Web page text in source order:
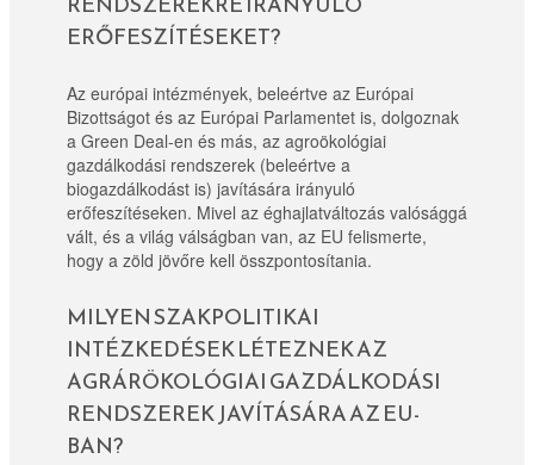
ERŐFESZÍTÉSEKET?
Az európai intézmények, beleértve az Európai
Bizottságot és az Európai Parlamentet is, dolgoznak
a Green Deal-en és más, az agroökológiai
gazdálkodási rendszerek (beleértve a
biogazdálkodást is) javítására irányuló
erőfeszítéseken. Mivel az éghajlatváltozás valósággá
vált, és a világ válságban van, az EU felismerte,
hogy a zöld jövőre kell összpontosítania.
MILYEN SZAKPOLITIKAI
INTÉZKEDÉSEK LÉTEZNEK AZ
AGRÁRÖKOLÓGIAI GAZDÁLKODÁSI
RENDSZEREK JAVÍTÁSÁRA AZ EU-
BAN?